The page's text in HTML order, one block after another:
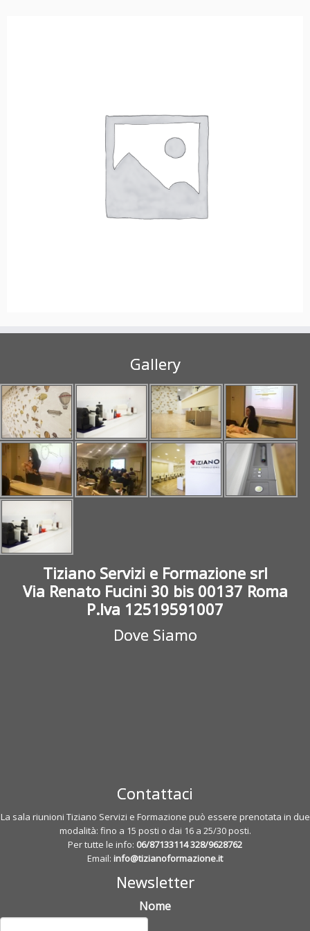
Gallery
Tiziano Servizi e Formazione srl
Via Renato Fucini 30 bis 00137 Roma
P.Iva 12519591007
Dove Siamo
Contattaci
La sala riunioni Tiziano Servizi e Formazione può essere prenotata in due
modalità: fino a 15 posti o dai 16 a 25/30 posti.
Per tutte le info: 06/87133114328/9628762
Email: info@tizianoformazione.it
Newsletter
Nome